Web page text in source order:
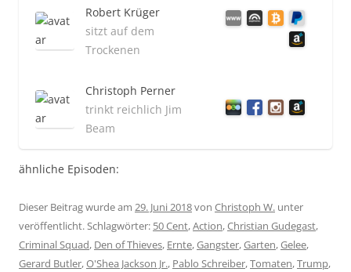
Robert Krüger
sitzt auf dem
Trockenen
Christoph Perner
trinkt reichlich Jim
Beam
ähnliche Episoden:
Dieser Beitrag wurde am 29. Juni 2018von Christoph W. unter
veröffentlicht. Schlagwörter: 50 Cent,Action,Christian Gudegast,
Criminal Squad, Den of Thieves, Ernte,Gangster,Garten,Gelee,
Gerard Butler,O'Shea Jackson Jr., Pablo Schreiber,Tomaten,Trump,